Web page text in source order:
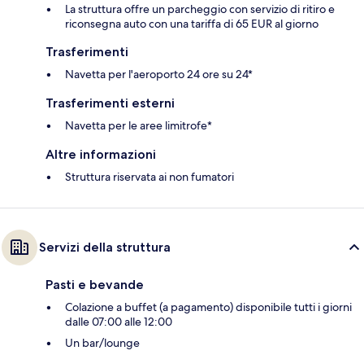
La struttura offre un parcheggio con servizio di ritiro e
riconsegna auto con una tariffa di 65 EUR al giorno
Trasferimenti
Navetta per l'aeroporto 24 ore su 24*
Trasferimenti esterni
Navetta per le aree limitrofe*
Altre informazioni
Struttura riservata ai non fumatori
Servizi della struttura
Pasti e bevande
Colazione a buffet (a pagamento) disponibile tutti i giorni
dalle 07:00 alle 12:00
Un bar/lounge